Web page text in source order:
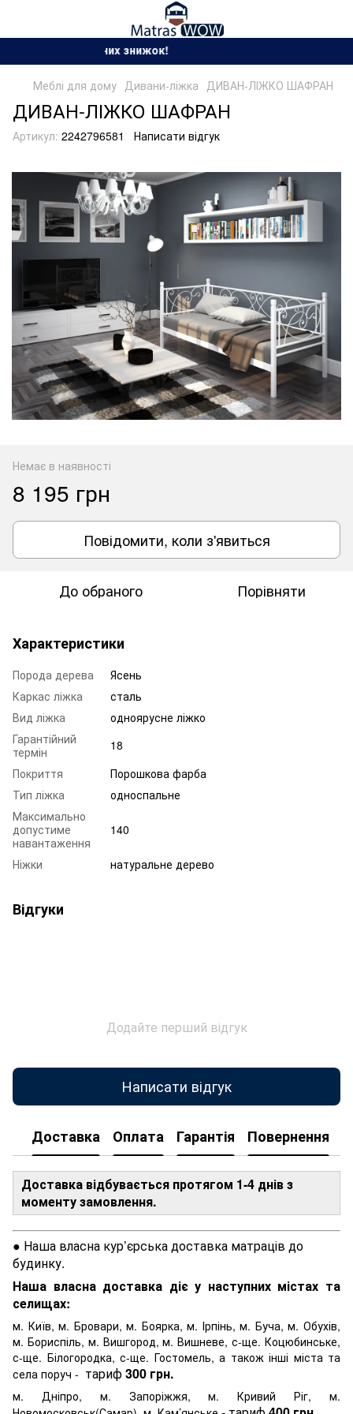
Сезон спекотних знижок!
Меблі для дому Дивани-ліжка ДИВАН-ЛІЖКО ШАФРАН
ДИВАН-ЛІЖКО ШАФРАН
Артикул: 2242796581 Написати відгук
Немає в наявності
8 195 грн
Повідомити, коли з'явиться
До обраного Порівняти
Характеристики
Порода дерева
Ясень
Каркас ліжка
сталь
Вид ліжка
одноярусне ліжко
Гарантійний
термін
18
Покриття
Порошкова фарба
Тип ліжка
односпальне
Максимально
допустиме
навантаження
140
Ніжки натуральне дерево
Відгуки
Додайте перший відгук
Написати відгук
Доставка Оплата Гарантія Повернення
Доставка відбувається протягом 1-4 днів з
моменту замовлення.
● Наша власна кур’єрська доставка матраців до
будинку.
Наша власна доставка діє у наступних містах та
селищах:
м. Київ, м. Бровари, м. Боярка, м. Ірпінь, м. Буча, м. Обухів,
м. Бориспіль, м. Вишгород, м. Вишневе, с-ще. Коцюбинське,
с-ще. Білогородка, с-ще. Гостомель, а також інші міста та
села поруч - тариф300 грн.
м. Дніпро, м. Запоріжжя, м. Кривий Ріг, м.